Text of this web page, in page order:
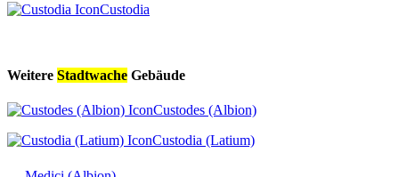
Custodia
Weitere Stadtwache Gebäude
Custodes (Albion)
Custodia (Latium)